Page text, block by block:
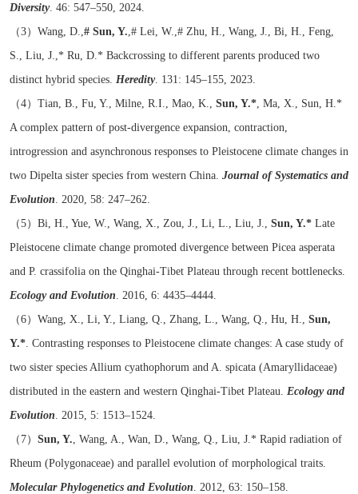
Diversity. 46: 547–550, 2024.
（3） Wang, D.,# Sun, Y.,# Lei, W.,# Zhu, H., Wang, J., Bi, H., Feng,
S., Liu, J.,* Ru, D.* Backcrossing to different parents produced two
distinct hybrid species. Heredity. 131: 145–155, 2023.
（4）Tian, B., Fu, Y., Milne, R.I., Mao, K., Sun, Y.*, Ma, X., Sun, H.*
A complex pattern of post-divergence expansion, contraction,
introgression and asynchronous responses to Pleistocene climate changes in
two Dipelta sister species from western China. Journal of Systematics and
Evolution. 2020, 58: 247–262.
（5） Bi, H., Yue, W., Wang, X., Zou, J., Li, L., Liu, J., Sun, Y.* Late
Pleistocene climate change promoted divergence between Picea asperata
and P. crassifolia on the Qinghai-Tibet Plateau through recent bottlenecks.
Ecology and Evolution. 2016, 6: 4435–4444.
（6） Wang, X., Li, Y., Liang, Q., Zhang, L., Wang, Q., Hu, H., Sun,
Y.*. Contrasting responses to Pleistocene climate changes: A case study of
two sister species Allium cyathophorum and A. spicata (Amaryllidaceae)
distributed in the eastern and western Qinghai-Tibet Plateau. Ecology and
Evolution. 2015, 5: 1513–1524.
（7） Sun, Y., Wang, A., Wan, D., Wang, Q., Liu, J.* Rapid radiation of
Rheum (Polygonaceae) and parallel evolution of morphological traits.
Molecular Phylogenetics and Evolution. 2012, 63: 150–158.